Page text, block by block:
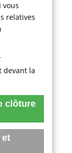
vous
relatives
devant la
clôture
et